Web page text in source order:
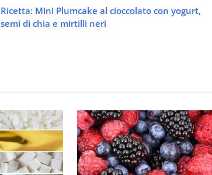
Ricetta: Mini Plumcake al cioccolato con yogurt,
semi di chia e mirtilli neri